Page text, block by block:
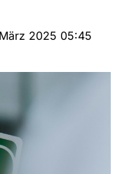
2025 05:45